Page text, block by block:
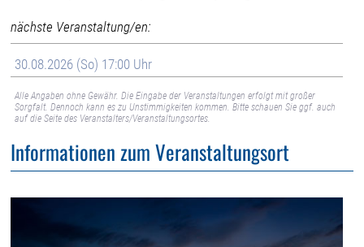
nächste Veranstaltung/en:
30.08.2026 (So) 17:00 Uhr
Alle Angaben ohne Gewähr. Die Eingabe der Veranstaltungen erfolgt mit großer
Sorgfalt. Dennoch kann es zu Unstimmigkeiten kommen. Bitte schauen Sie ggf. auch
auf die Seite des Veranstalters/Veranstaltungsortes.
Informationen zum Veranstaltungsort